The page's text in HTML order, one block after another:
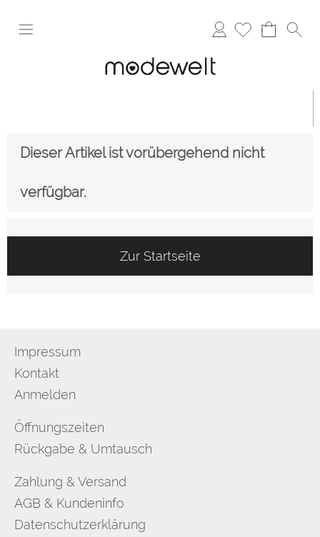
Anmelden
Dieser Artikel ist vorübergehend nicht
verfügbar.
Zur Startseite
Impressum
Kontakt
Anmelden
Öffnungszeiten
Rückgabe & Umtausch
Zahlung & Versand
AGB & Kundeninfo
Datenschutzerklärung